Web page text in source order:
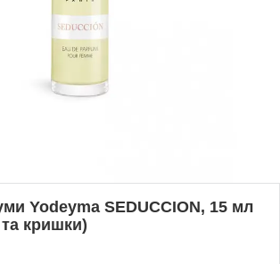
Yodeyma SEDUCCION, 15 мл
кришки)